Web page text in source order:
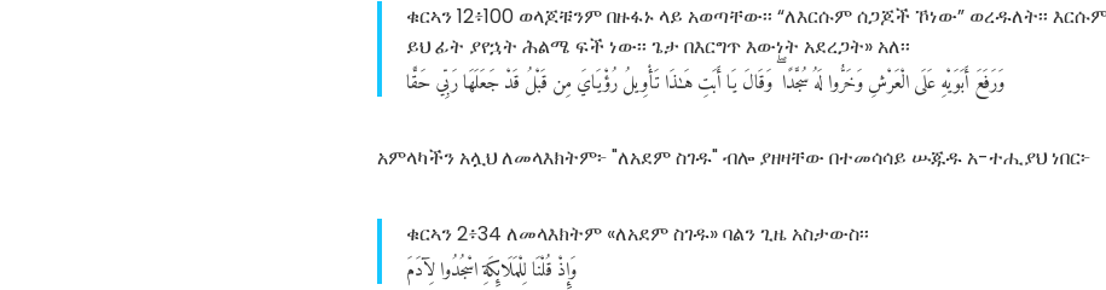
ቁርኣን 12፥100 ወላጆቹንም በዙፋኑ ላይ አወጣቸው፡፡ “ለእርሱም ሰጋጆች ኾነው” ወረዱለት፡፡
ይህ ፊት ያየኋት ሕልሜ ፍች ነው፡፡ ጌታ በእርግጥ እውነት አደረጋት» አለ፡፡
وَرَفَعَأَبَوَيْهِعَلَىالْعَرْشِوَخَرُّوالَهُسُجَّدًا وَقَالَيَاأَبَتِهَـٰذَاتَأْوِيلُرُؤْيَايَمِنقَبْلُقَدْجَعَلَهَارَبِّيحَقًّا
አምላካችን አሏህ ለመላእክትም፦ "ለአደም ስገዱ" ብሎ ያዘዛቸው በተመሳሳይ ሡጁዱ አ-ተሒያህ ነበር፦
ቁርኣን 2፥34 ለመላእክትም «ለአደም ስገዱ» ባልን ጊዜ አስታውስ፡፡
وَإِذْقُلْنَالِلْمَلَائِكَةِاسْجُدُوالِآدَمَ